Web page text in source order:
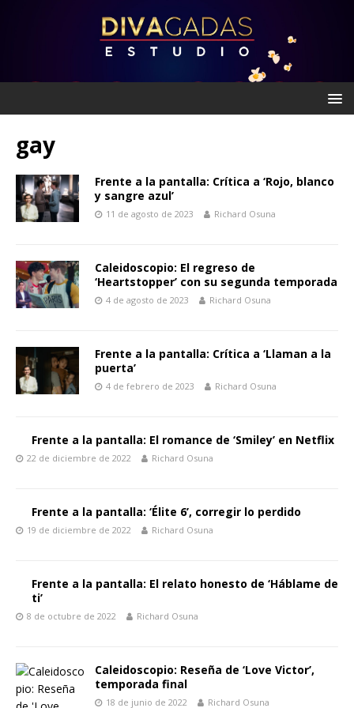
gay
Frente a la pantalla: Crítica a ‘Rojo, blanco
y sangre azul’
11 de agosto de 2023 Richard Osuna
Caleidoscopio: El regreso de
‘Heartstopper’ con su segunda temporada
4 de agosto de 2023 Richard Osuna
Frente a la pantalla: Crítica a ‘Llaman a la
puerta’
4 de febrero de 2023 Richard Osuna
Frente a la pantalla: El romance de ‘Smiley’ en Netflix
22 de diciembre de 2022 Richard Osuna
Frente a la pantalla: ‘Élite 6’, corregir lo perdido
19 de diciembre de 2022 Richard Osuna
Frente a la pantalla: El relato honesto de ‘Háblame de
ti’
8 de octubre de 2022 Richard Osuna
Caleidoscopio: Reseña de ‘Love Victor’,
temporada final
18 de junio de 2022 Richard Osuna